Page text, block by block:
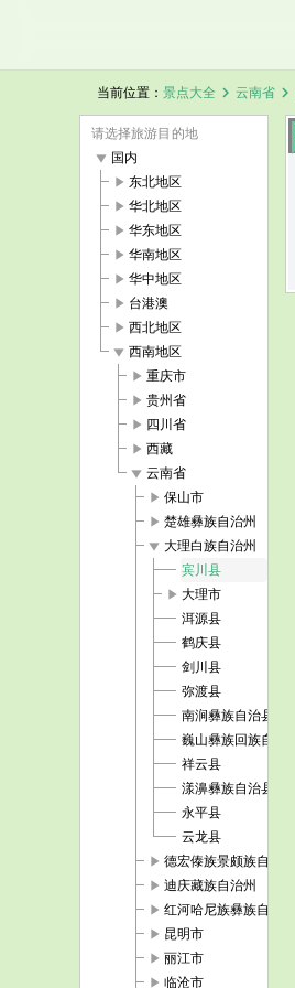
当前位置： 景点大全 chevron_right 云南省 chevron_right
请选择旅游目的地
play_arrow 国内
play_arrow 东北地区
play_arrow 华北地区
play_arrow 华东地区
play_arrow 华南地区
play_arrow 华中地区
play_arrow 台港澳
play_arrow 西北地区
play_arrow 西南地区
play_arrow 重庆市
play_arrow 贵州省
play_arrow 四川省
play_arrow 西藏
play_arrow 云南省
play_arrow 保山市
play_arrow 楚雄彝族自治州
play_arrow 大理白族自治州
宾川县
play_arrow 大理市
洱源县
鹤庆县
剑川县
弥渡县
南涧彝族自治县
巍山彝族回族自治县
祥云县
漾濞彝族自治县
永平县
云龙县
play_arrow 德宏傣族景颇族自治州
play_arrow 迪庆藏族自治州
play_arrow 红河哈尼族彝族自治州
play_arrow 昆明市
play_arrow 丽江市
play_arrow 临沧市